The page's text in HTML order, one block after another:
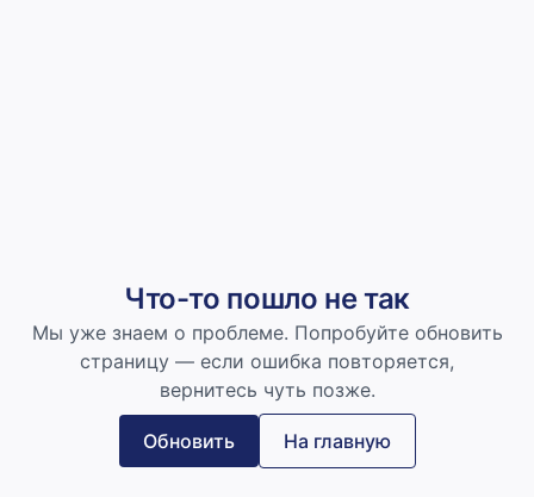
Что-то пошло не так
Мы уже знаем о проблеме. Попробуйте обновить
страницу — если ошибка повторяется,
вернитесь чуть позже.
Обновить На главную